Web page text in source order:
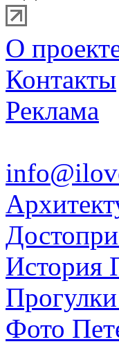
О
Контакты
Реклама
История
Фото